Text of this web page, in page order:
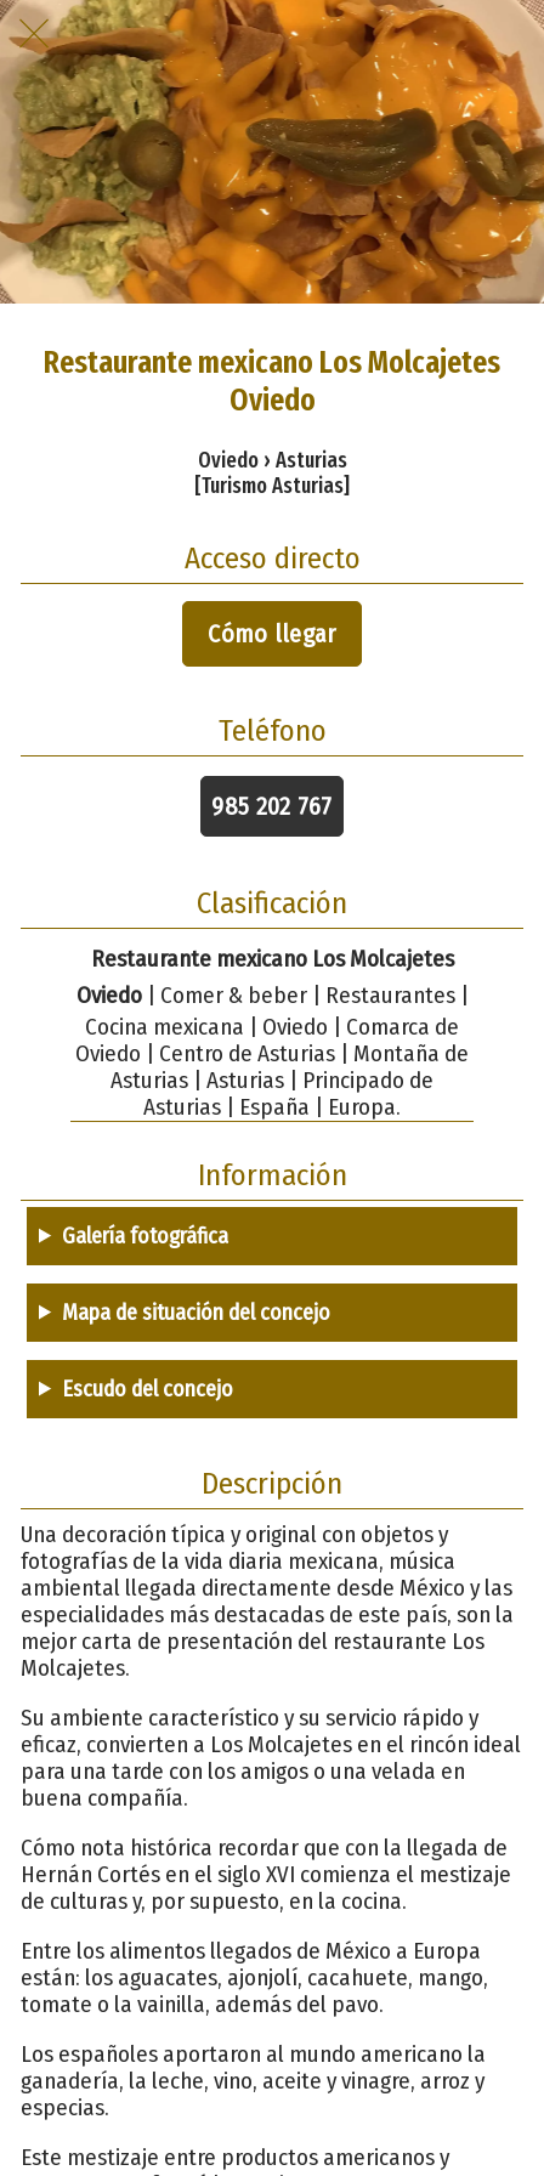
Restaurante mexicano Los Molcajetes
Oviedo
Oviedo › Asturias
[Turismo Asturias]
Acceso directo
Cómo llegar
Teléfono
985 202 767
Clasificación
Restaurante mexicano Los Molcajetes
Oviedo| Comer & beber | Restaurantes |
Cocina mexicana | Oviedo | Comarca de
Oviedo | Centro de Asturias | Montaña de
Asturias | Asturias | Principado de
Asturias | España | Europa.
Información
Galería fotográfica
Mapa de situación del concejo
Escudo del concejo
Descripción
Una decoración típica y original con objetos y
fotografías de la vida diaria mexicana, música
ambiental llegada directamente desde México y las
especialidades más destacadas de este país, son la
mejor carta de presentación del restaurante Los
Molcajetes.
Su ambiente característico y su servicio rápido y
eficaz, convierten a Los Molcajetes en el rincón ideal
para una tarde con los amigos o una velada en
buena compañía.
Cómo nota histórica recordar que con la llegada de
Hernán Cortés en el siglo XVI comienza el mestizaje
de culturas y, por supuesto, en la cocina.
Entre los alimentos llegados de México a Europa
están: los aguacates, ajonjolí, cacahuete, mango,
tomate o la vainilla, además del pavo.
Los españoles aportaron al mundo americano la
ganadería, la leche, vino, aceite y vinagre, arroz y
especias.
Este mestizaje entre productos americanos y